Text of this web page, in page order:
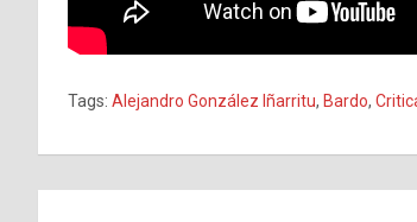
Tags: Alejandro González Iñarritu, Bardo,